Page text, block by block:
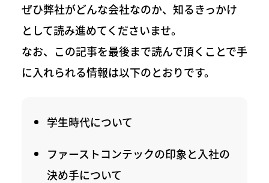
ぜひ弊社がどんな会社なのか、知るきっかけ
として読み進めてくださいませ。
なお、この記事を最後まで読んで頂くことで手
に入れられる情報は以下のとおりです。
学生時代について
ファーストコンテックの印象と入社の
決め手について